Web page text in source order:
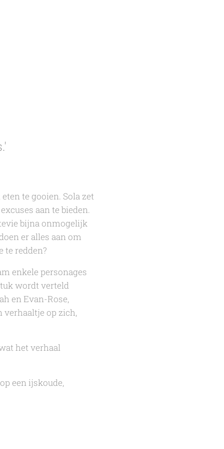
te gooien. Sola zet
aan te bieden.
bijna onmogelijk
er alles aan om
te redden?
enkele personages
wordt verteld
en Evan-Rose,
verhaaltje op zich,
het verhaal
een ijskoude,